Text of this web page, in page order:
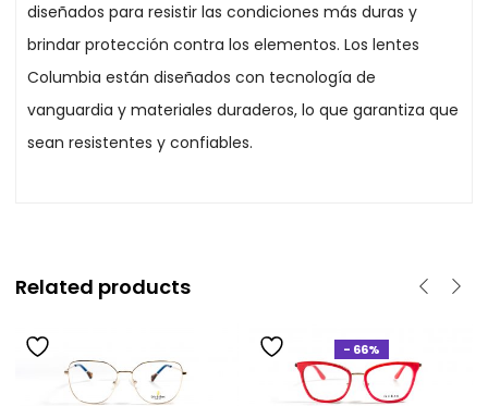
diseñados para resistir las condiciones más duras y
brindar protección contra los elementos. Los lentes
Columbia están diseñados con tecnología de
vanguardia y materiales duraderos, lo que garantiza que
sean resistentes y confiables.
Related products
- 66%